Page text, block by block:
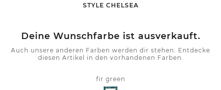
-
STYLE CHELSEA
Deine Wunschfarbe ist ausverkauft.
Auch unsere anderen Farben werden dir stehen. Entdecke
diesen Artikel in den vorhandenen Farben.
fir green